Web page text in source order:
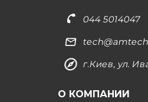
044 5014047
г.Киев, ул.
О КОМПАНИИ